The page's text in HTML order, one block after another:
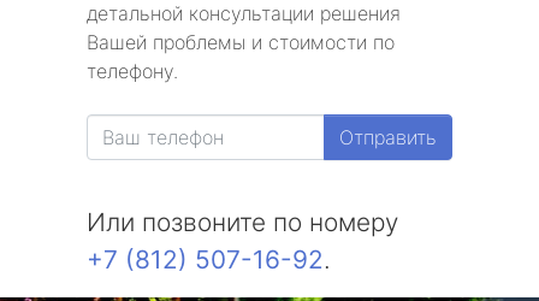
детальной консультации решения
Вашей проблемы и стоимости по
телефону.
Отправить
Или позвоните по номеру
+7 (812) 507-16-92.